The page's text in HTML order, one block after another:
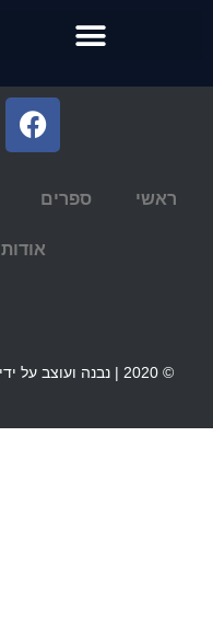
ראשי ספרים
אודות
© 2020 | נבנה ועוצב על ידי ליאור דניאל | Design by Lior Daniel